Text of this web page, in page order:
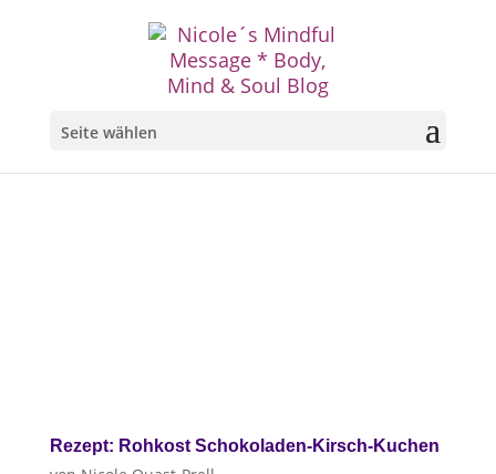
Seite wählen
Rezept: Rohkost Schokoladen-Kirsch-Kuchen